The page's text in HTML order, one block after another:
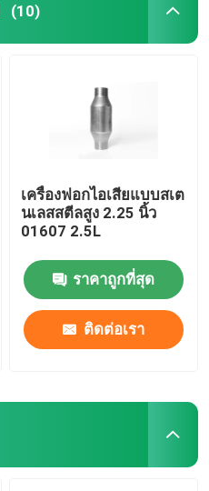
(10)
เครื่องฟอกไอเสียแบบสเต
นเลสสตีลสูง 2.25 นิ้ว
01607 2.5L
ราคาถูกที่สุด
ติดต่อเรา